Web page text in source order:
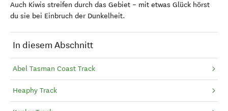
Auch Kiwis streifen durch das Gebiet – mit etwas Glück hörst
du sie bei Einbruch der Dunkelheit.
In diesem Abschnitt
Abel Tasman Coast Track
Heaphy Track